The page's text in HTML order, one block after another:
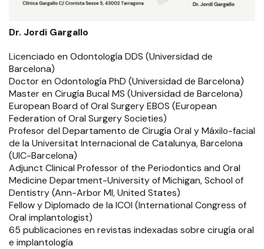
Dr. Jordi Gargallo
Licenciado en Odontología DDS (Universidad de
Barcelona)
Doctor en Odontología PhD (Universidad de Barcelona)
Master en Cirugía Bucal MS (Universidad de Barcelona)
European Board of Oral Surgery EBOS (European
Federation of Oral Surgery Societies)
Profesor del Departamento de Cirugía Oral y Máxilo-facial
de la Universitat Internacional de Catalunya, Barcelona
(UIC-Barcelona)
Adjunct Clinical Professor of the Periodontics and Oral
Medicine Department-University of Michigan, School of
Dentistry (Ann-Arbor MI, United States)
Fellow y Diplomado de la ICOI (International Congress of
Oral implantologist)
65 publicaciones en revistas indexadas sobre cirugía oral
e implantología